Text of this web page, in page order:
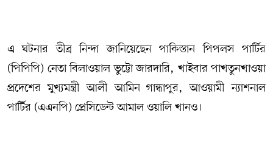
এ ঘটনার তীব্র নিন্দা জানিয়েছেন পাকিস্তান পিপলস পার্টির
(পিপিপি) নেতা বিলাওয়াল ভুট্টো জারদারি, খাইবার পাখতুনখাওয়া
প্রদেশের মুখ্যমন্ত্রী আলী আমিন গান্ধাপুর, আওয়ামী ন্যাশনাল
পার্টির (এএনপি) প্রেসিডেন্ট আমাল ওয়ালি খানও।